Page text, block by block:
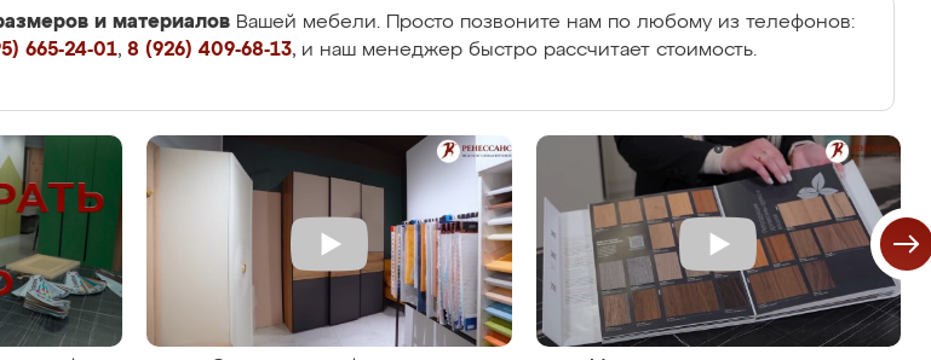
и материалов Вашей мебели. Просто позвоните нам по любому из телефонов:
665-24-01, 8 (926) 409-68-13, и наш менеджер быстро рассчитает стоимость.